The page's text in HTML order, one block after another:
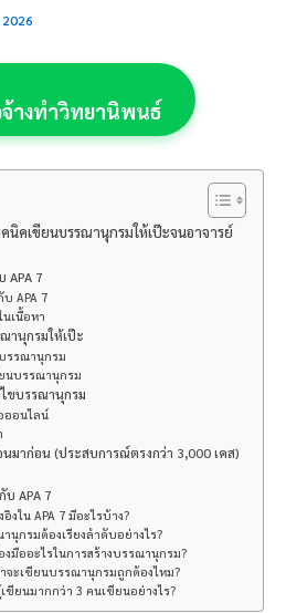
างทำวิทยานิพนธ์
นิคเขียนบรรณานุกรมให้เป๊ะจนอาจารย์
APA 7
บ APA 7
นเนื้อหา
านุกรมให้เป๊ะ
รรณานุกรม
นบรรณานุกรม
ขบรรณานุกรม
ออนไลน์
มาก่อน (ประสบการณ์ตรงกว่า 3,000 เคส)
APA 7
งใน APA 7 มีอะไรบ้าง?
นุกรมต้องเรียงลำดับอย่างไร?
งมืออะไรในการสร้างบรรณานุกรม?
จะเขียนบรรณานุกรมถูกต้องไหม?
ขียนมากกว่า 3 คนเขียนอย่างไร?